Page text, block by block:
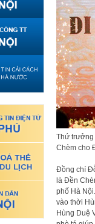
Thứ trưởng
Chèm cho
Đồng chí
là Đền
phố Hà
vào thời
Hùng Duệ